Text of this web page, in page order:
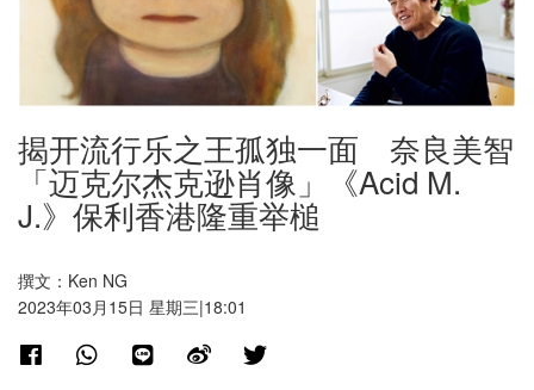
揭开流行乐之王孤独一面 奈良美智
「迈克尔杰克逊肖像」《Acid M.
J.》保利香港隆重举槌
撰文：Ken NG
2023年03月15日 星期三|18:01